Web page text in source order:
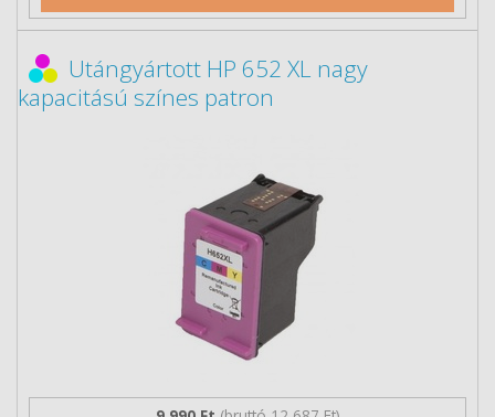
Utángyártott HP 652 XL nagy
kapacitású színes patron